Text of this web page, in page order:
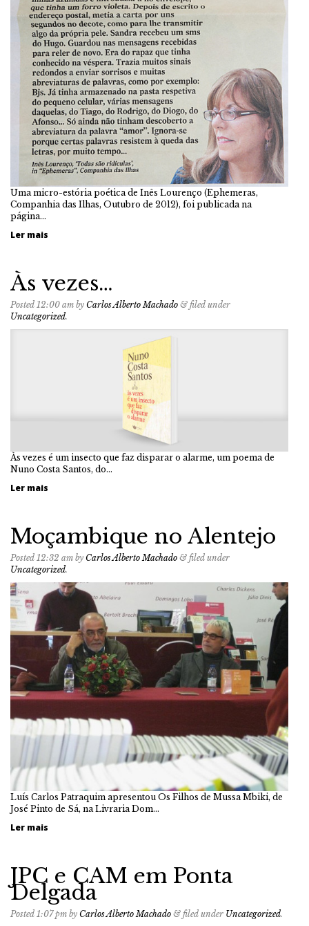
Uma micro-estória poética de Inês Lourenço (Ephemeras,
Companhia das Ilhas, Outubro de 2012), foi publicada na
página…
Ler mais
Às vezes…
Posted 12:00 am by Carlos Alberto Machado & filed under
Uncategorized.
Às vezes é um insecto que faz disparar o alarme, um poema de
Nuno Costa Santos, do…
Ler mais
Moçambique no Alentejo
Posted 12:32 am by Carlos Alberto Machado & filed under
Uncategorized.
Luís Carlos Patraquim apresentou Os Filhos de Mussa Mbiki, de
José Pinto de Sá, na Livraria Dom…
Ler mais
JPC e CAM em Ponta
Delgada
Posted 1:07 pm by Carlos Alberto Machado & filed under Uncategorized.